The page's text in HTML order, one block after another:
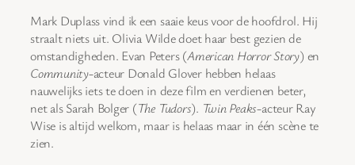
Mark Duplass vind ik een saaie keus voor de hoofdrol. Hij
straalt niets uit. Olivia Wilde doet haar best gezien de
omstandigheden. Evan Peters (American Horror Story) en
Community-acteur Donald Glover hebben helaas
nauwelijks iets te doen in deze film en verdienen beter,
net als Sarah Bolger (The Tudors). Twin Peaks-acteur Ray
Wise is altijd welkom, maar is helaas maar in één scène te
zien.